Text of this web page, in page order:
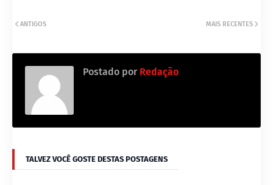
MAIS RECENTES
ANTIGOS
Postado por Redação
TALVEZ VOCÊ GOSTE DESTAS POSTAGENS